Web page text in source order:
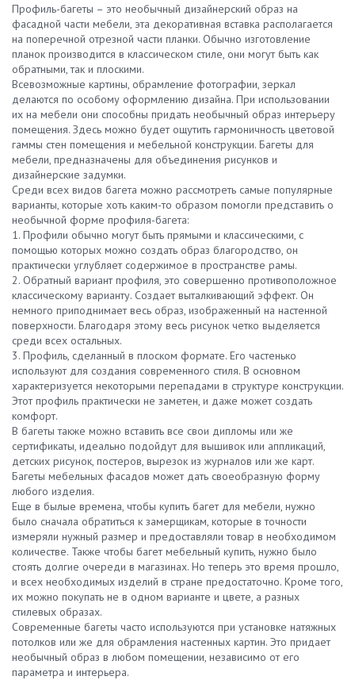
Профиль-багеты – это необычный дизайнерский образ на
фасадной части мебели, эта декоративная вставка располагается
на поперечной отрезной части планки. Обычно изготовление
планок производится в классическом стиле, они могут быть как
обратными, так и плоскими.
Всевозможные картины, обрамление фотографии, зеркал
делаются по особому оформлению дизайна. При использовании
их на мебели они способны придать необычный образ интерьеру
помещения. Здесь можно будет ощутить гармоничность цветовой
гаммы стен помещения и мебельной конструкции. Багеты для
мебели, предназначены для объединения рисунков и
дизайнерские задумки.
Среди всех видов багета можно рассмотреть самые популярные
варианты, которые хоть каким-то образом помогли представить о
необычной форме профиля-багета:
1. Профили обычно могут быть прямыми и классическими, с
помощью которых можно создать образ благородство, он
практически углубляет содержимое в пространстве рамы.
2. Обратный вариант профиля, это совершенно противоположное
классическому варианту. Создает выталкивающий эффект. Он
немного приподнимает весь образ, изображенный на настенной
поверхности. Благодаря этому весь рисунок четко выделяется
среди всех остальных.
3. Профиль, сделанный в плоском формате. Его частенько
используют для создания современного стиля. В основном
характеризуется некоторыми перепадами в структуре конструкции.
Этот профиль практически не заметен, и даже может создать
комфорт.
В багеты также можно вставить все свои дипломы или же
сертификаты, идеально подойдут для вышивок или аппликаций,
детских рисунок, постеров, вырезок из журналов или же карт.
Багеты мебельных фасадов может дать своеобразную форму
любого изделия.
Еще в былые времена, чтобы купить багет для мебели, нужно
было сначала обратиться к замерщикам, которые в точности
измеряли нужный размер и предоставляли товар в необходимом
количестве. Также чтобы багет мебельный купить, нужно было
стоять долгие очереди в магазинах. Но теперь это время прошло,
и всех необходимых изделий в стране предостаточно. Кроме того,
их можно покупать не в одном варианте и цвете, а разных
стилевых образах.
Современные багеты часто используются при установке натяжных
потолков или же для обрамления настенных картин. Это придает
необычный образ в любом помещении, независимо от его
параметра и интерьера.